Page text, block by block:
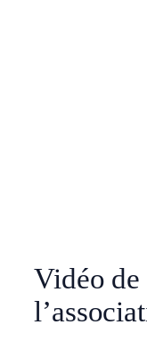
Vidéo de